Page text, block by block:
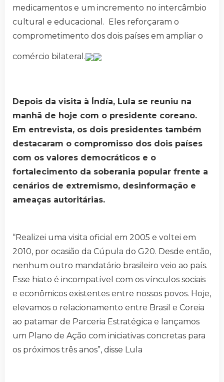
medicamentos e um incremento no intercâmbio
cultural e educacional. Eles reforçaram o
comprometimento dos dois países em ampliar o
comércio bilateral.
Depois da visita à Índía, Lula se reuniu na
manhã de hoje com o presidente coreano.
Em entrevista, os dois presidentes também
destacaram o compromisso dos dois países
com os valores democráticos e o
fortalecimento da soberania popular frente a
cenários de extremismo, desinformação e
ameaças autoritárias.
“Realizei uma visita oficial em 2005 e voltei em
2010, por ocasião da Cúpula do G20. Desde então,
nenhum outro mandatário brasileiro veio ao país.
Esse hiato é incompatível com os vínculos sociais
e econômicos existentes entre nossos povos. Hoje,
elevamos o relacionamento entre Brasil e Coreia
ao patamar de Parceria Estratégica e lançamos
um Plano de Ação com iniciativas concretas para
os próximos três anos”, disse Lula